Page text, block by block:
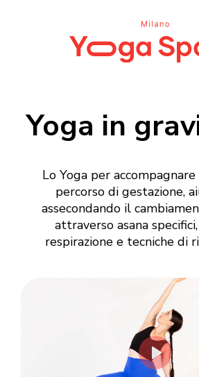
Yoga in
Lo Yoga per
percorso di gestazione,
assecondando il
attraverso asana
respirazione e tecniche di
Play
Login
Inserisci il tuo indirizzo email
(quello che utilizzi per
prenotare le lezioni su
milanoyogaspace.com)